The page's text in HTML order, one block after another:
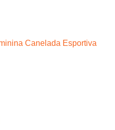
Canelada Esportiva